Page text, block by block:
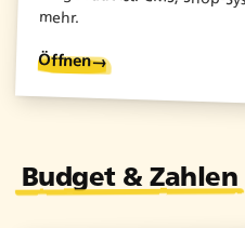
mehr.
Öffnen→
Budget & Zahlen